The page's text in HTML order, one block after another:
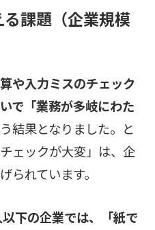
課題（企業規模
算や入力ミスのチェック
で「業務が多岐にわた
結果となりました。と
ェックが大変」は、企
られています。
下の企業では、「紙で